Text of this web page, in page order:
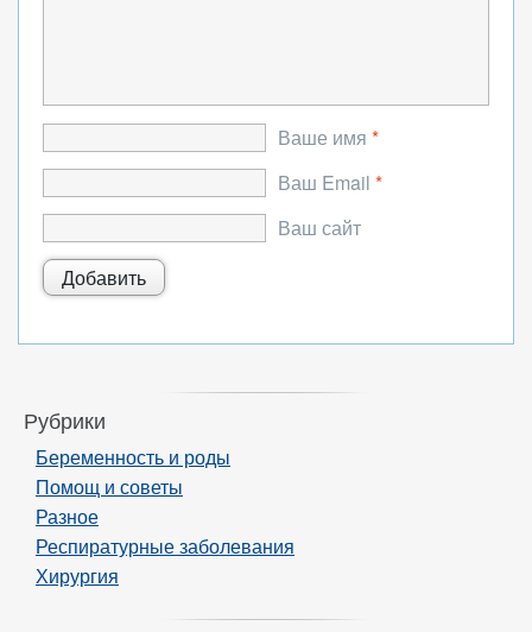
Ваше имя *
Ваш Email *
Ваш сайт
Рубрики
Беременность и роды
Помощ и советы
Разное
Респиратурные заболевания
Хирургия